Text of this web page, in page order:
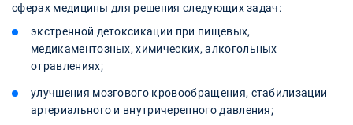
сферах медицины для решения следующих задач:
экстренной детоксикации при пищевых,
медикаментозных, химических, алкогольных
отравлениях;
улучшения мозгового кровообращения, стабилизации
артериального и внутричерепного давления;